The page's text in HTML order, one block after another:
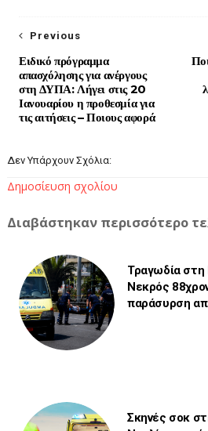
Previous
Ειδικό πρόγραμμα
απασχόλησης για ανέργους
στη ΔΥΠΑ: Λήγει στις 20
Ιανουαρίου η προθεσμία για
τις αιτήσεις – Ποιους αφορά
Δεν Υπάρχουν Σχόλια:
Δημοσίευση σχολίου
Διαβάστηκαν περισσότερο
Τραγωδία στη
Νεκρός
παράσυρση
Σκηνές σοκ